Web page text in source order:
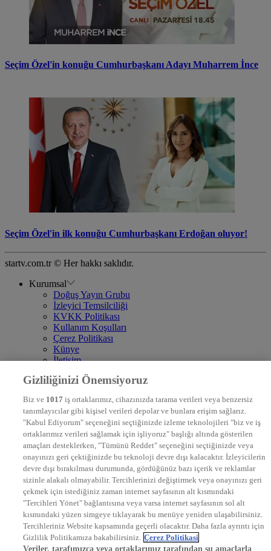
Seçim Özel'in konuğu Cumhurbaşkanı Adayı Muharrem İnce
Seçim Özel'in ilk konuğu Cumhurbaşkanı Erdoğan oluyor!
startv.com.tr © Her hakkı saklıdır.
Kurumsal
Doğuş Yayın Grubu
İzleyici Temsilciliği
KVKK Politikası
Kullanım Koşulları
Çerez Politikası
Künye
İletişim
DYG Televizyonlar
STAR
EURO STAR
KRAL POP TV
DYG Radyolar
NTV RADYO
KRAL FM
KRAL POP
EKSEN
VOYAGE
DYG Dijital
ntv.com.tr
ntvspor.net
secim.ntv.com.tr
startv.com.tr
Gizliliğinizi Önemsiyoruz
Biz ve 1017 iş ortaklarımız, cihazınızda tarama verileri veya benzersiz
tanımlayıcılar gibi kişisel verileri depolar ve bunlara erişim sağlarız.
"Kabul Ediyorum" seçeneğini seçtiğinizde izleme teknolojileri "biz ve iş
ortaklarımız verileri sağlamak için işliyoruz" başlığı altında gösterilen
amaçları desteklerken, "Tümünü Reddet" seçeneğini seçtiğinizde veya
onayınızı geri çektiğinizde bu teknoloji devre dışı kalacaktır. İzleyicilerin
devre dışı bırakılması durumunda, gördüğünüz bazı içerik ve reklamlar
sizinle alakalı olmayabilir. Tercihlerinizi değiştirmek veya onayınızı geri
çekmek için istediğiniz zaman internet sayfasının alt kısmındaki
"Tercihleri Yönet" bağlantısına veya varsa internet sayfasının sol alt
kısmındaki yüzen simgeye tıklayarak bu menüye yeniden ulaşabilirsiniz.
Tercihleriniz Website kapsamında geçerli olacaktır. Daha fazla ayrıntı için
Gizlilik Politikamıza bakabilirsiniz. Çerez Politikasi
Veriler, tarafımızca veya ortaklarımız tarafından şu amaçlarla